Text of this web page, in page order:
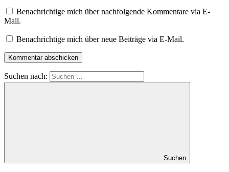
Benachrichtige mich über nachfolgende Kommentare via E-
Mail.
Benachrichtige mich über neue Beiträge via E-Mail.
Suchen nach:
Suchen